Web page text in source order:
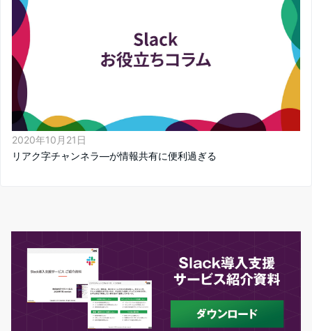
2020年10月21日
リアク字チャンネラ―が情報共有に便利過ぎる